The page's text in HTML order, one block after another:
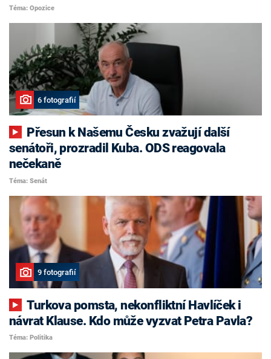
Téma: Opozice
6 fotografií
senátoři, prozradil Kuba. ODS reagovala
nečekaně
Téma: Senát
9 fotografií
Turkova pomsta, nekonfliktní Havlíček i
návrat Klause. Kdo může vyzvat Petra Pavla?
Téma: Politika